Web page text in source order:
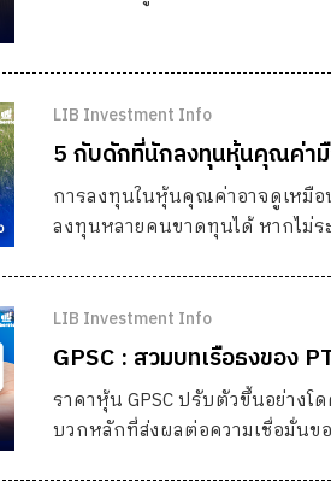
LIB Investment Info
5 กับดักที่นักลงทุนหุ้นคุณค่ามื
การลงทุนในหุ้นคุณค่าอาจดูเหมื
ลงทุนหลายคนขาดทุนได้ หากไม่ร
LIB Investment Info
GPSC : สวมบทเรือธงของ
ราคาหุ้น GPSC ปรับตัวขึ้นอย่าง
บวกหลักที่ส่งผลต่อความเชื่อมั่นข